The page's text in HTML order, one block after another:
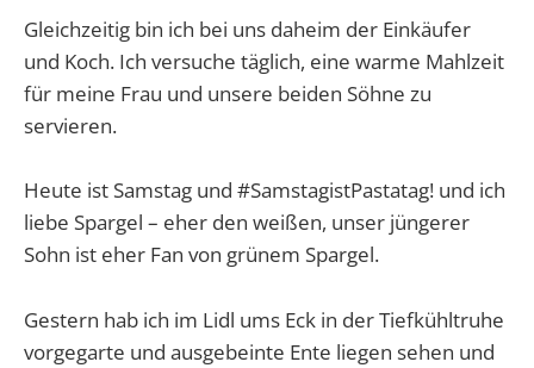
Gleichzeitig bin ich bei uns daheim der Einkäufer
und Koch. Ich versuche täglich, eine warme Mahlzeit
für meine Frau und unsere beiden Söhne zu
servieren.
Heute ist Samstag und #SamstagistPastatag! und ich
liebe Spargel – eher den weißen, unser jüngerer
Sohn ist eher Fan von grünem Spargel.
Gestern hab ich im Lidl ums Eck in der Tiefkühltruhe
vorgegarte und ausgebeinte Ente liegen sehen und